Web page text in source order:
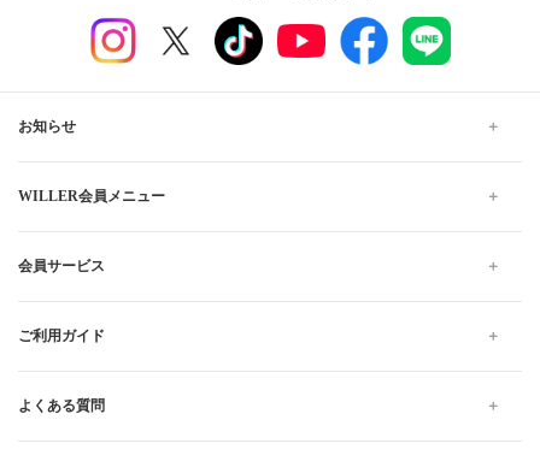
お知らせ
WILLER会員メニュー
会員サービス
ご利用ガイド
よくある質問